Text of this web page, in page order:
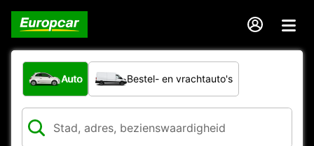
Welk type voertuig?
Auto Bestel- en vrachtauto's